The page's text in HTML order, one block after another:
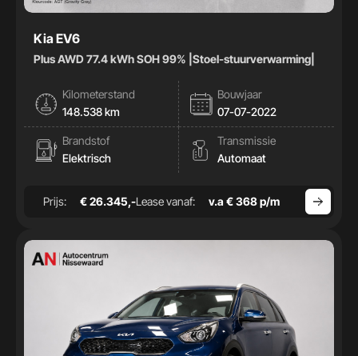
Kia EV6
Plus AWD 77.4 kWh SOH 99% |Stoel-stuurverwarming|
Kilometerstand
148.538 km
Bouwjaar
07-07-2022
Brandstof
Elektrisch
Transmissie
Automaat
Prijs: € 26.345,-Lease vanaf: v.a € 368 p/m